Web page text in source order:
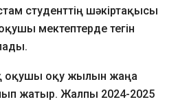
студенттің шәкіртақысы
мектептерде тегін
оқушы оқу жылын жаңа
жатыр. Жалпы 2024-2025